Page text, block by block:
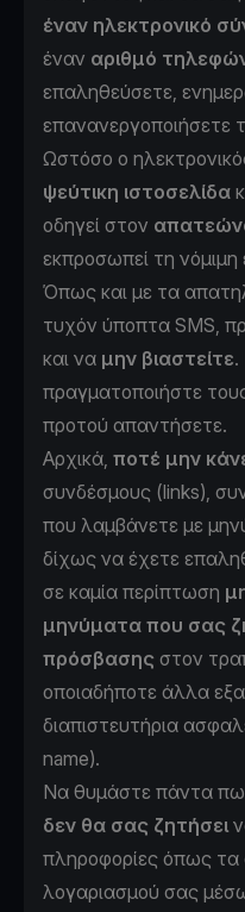
έναν ηλεκτρονικό
έναν αριθμό
επαληθεύσετε,
επανανεργοποιήσετε
Ωστόσο ο
ψεύτικη ιστοσελίδα
οδηγεί στον
εκπροσωπεί τη νόμιμη
Όπως και με τα
τυχόν ύποπτα SMS,
και να μην βιαστείτε.
πραγματοποιήστε
προτού απαντήσετε.
Αρχικά, ποτέ μην
συνδέσμους (links),
που λαμβάνετε με
δίχως να έχετε
σε καμία περίπτωση
μηνύματα που σας
πρόσβασης στον
οποιαδήποτε άλλα
διαπιστευτήρια
name).
Να θυμάστε πάντα
δεν θα σας ζητήσει
πληροφορίες όπως τα
λογαριασμού σας